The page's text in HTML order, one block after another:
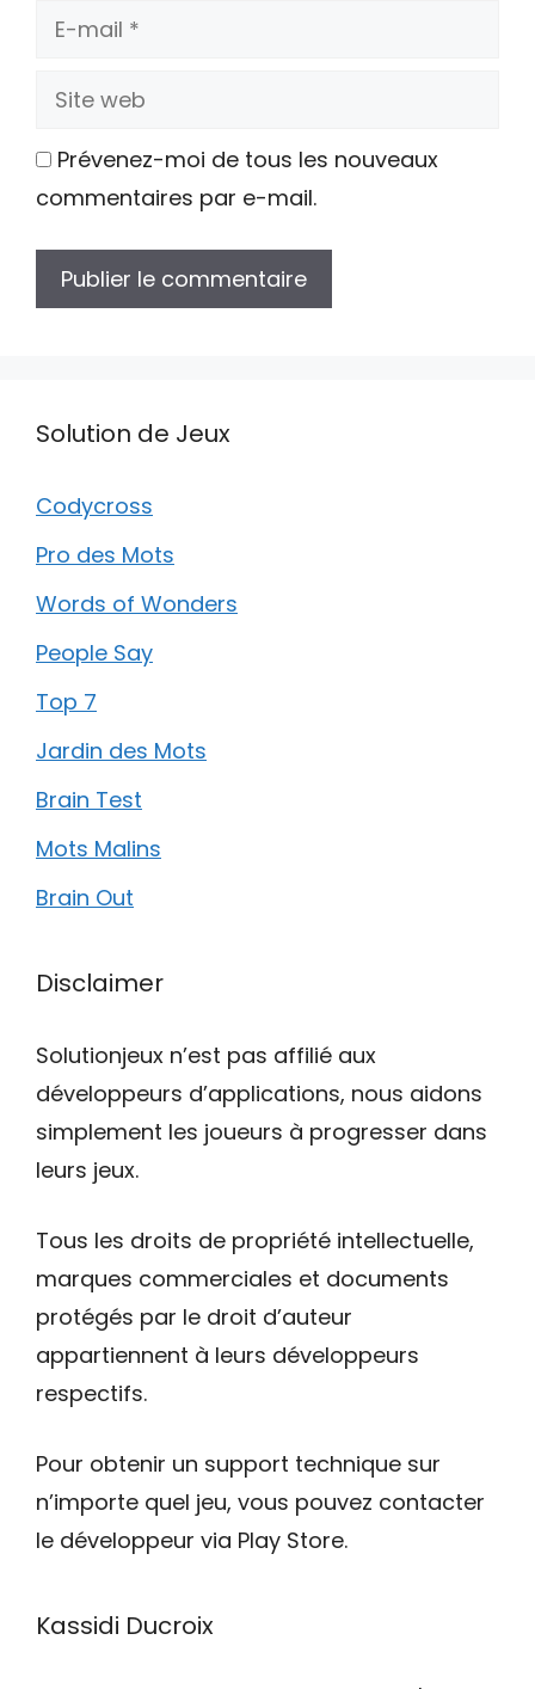
E-
Site
Prévenez-moi de tous les nouveaux
commentaires par e-mail.
Solution de Jeux
Codycross
Pro des Mots
Words of Wonders
People Say
Top 7
Jardin des Mots
Brain Test
Mots Malins
Brain Out
Disclaimer
Solutionjeux n’est pas affilié aux
développeurs d’applications, nous aidons
simplement les joueurs à progresser dans
leurs jeux.
Tous les droits de propriété intellectuelle,
marques commerciales et documents
protégés par le droit d’auteur
appartiennent à leurs développeurs
respectifs.
Pour obtenir un support technique sur
n’importe quel jeu, vous pouvez contacter
le développeur via Play Store.
Kassidi Ducroix